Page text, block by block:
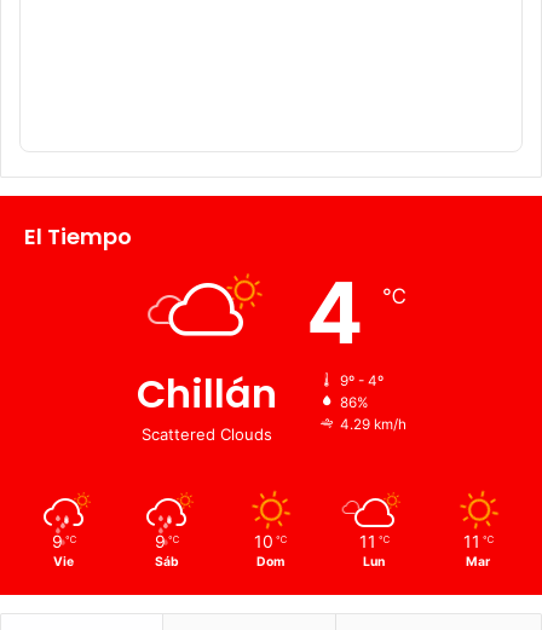
El Tiempo
Chillán
Scattered Clouds
4 ℃
9º - 4º
86%
4.29 km/h
9 ℃
Vie
9 ℃
Sáb
10 ℃
Dom
11 ℃
Lun
11 ℃
Mar